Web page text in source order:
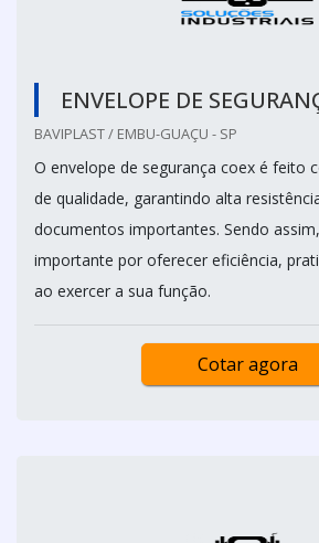
ENVELOPE DE
BAVIPLAST / EMBU-GUAÇU - SP
O envelope de segurança coex é feito
de qualidade, garantindo alta
documentos importantes. Sendo
importante por oferecer eficiência,
ao exercer a sua função.
Cotar agora